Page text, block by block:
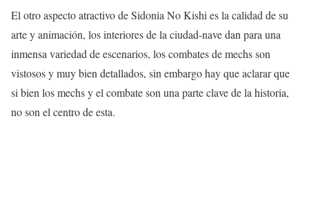
El otro aspecto atractivo de Sidonia No Kishi es la calidad de su
arte y animación, los interiores de la ciudad-nave dan para una
inmensa variedad de escenarios, los combates de mechs son
vistosos y muy bien detallados, sin embargo hay que aclarar que
si bien los mechs y el combate son una parte clave de la historia,
no son el centro de esta.